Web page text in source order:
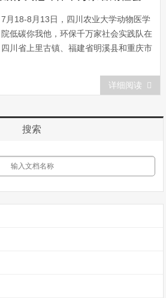
7月18-8月13日，四川农业大学动物医学
院低碳你我他，环保千万家社会实践队在
四川省上里古镇、福建省明溪县和重庆市
博盛会主题宣传活动。同学们旨在让更多
的市民加入到低碳一族，共同呵护我们的
了更好地提高市民的低碳意识，宣传低碳
详细阅读
搜索